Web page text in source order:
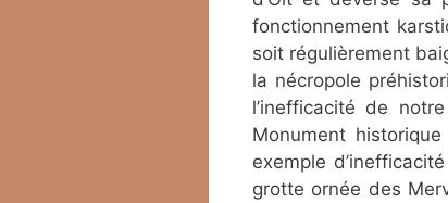
fonctionnement
soit régulièrement
la nécropole
l’inefficacité de
Monument
exemple
grotte ornée des